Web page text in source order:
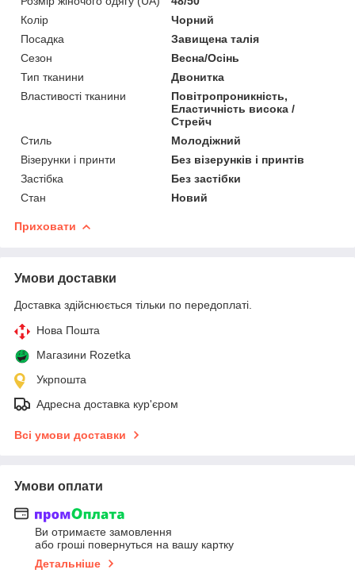
Колір
Чорний
Посадка
Завищена талія
Сезон
Весна/Осінь
Тип тканини
Двонитка
Властивості тканини
Повітропроникність,
Еластичність висока /
Стрейч
Стиль
Молодіжний
Візерунки і принти
Без візерунків і принтів
Застібка
Без застібки
Стан
Новий
Приховати
Умови доставки
Доставка здійснюється тільки по передоплаті.
Нова Пошта
Магазини Rozetka
Укрпошта
Адресна доставка кур'єром
Всі умови доставки
Умови оплати
Ви отримаєте замовлення
або гроші повернуться на вашу картку
Детальніше